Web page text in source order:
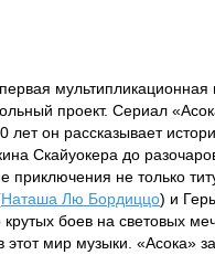
проект. Сериал
лет он рассказывает
Скайуокера до
приключения не только
Наташа Лю Бордиццо) и
боев на световых
этот мир музыки. «Асока»